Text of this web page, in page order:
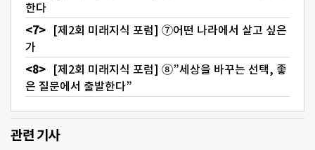
한다
[제2회 미래지식 포럼] ⑦어떤 나라에서 살고 싶은
가
[제2회 미래지식 포럼] ⑧”세상을 바꾸는 선택, 좋
은 질문에서 출발한다”
관련 기사